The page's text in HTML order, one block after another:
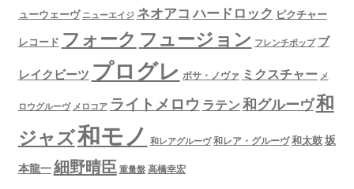
ューウェーヴ ニューエイジ ネオアコ ハードロック ピクチャー
レコード フォーク フュージョン フレンチポップ ブ
レイクビーツ プログレ ボサ・ノヴァ ミクスチャー メ
ロウグルーヴ メロコア ライトメロウ ラテン 和グルーヴ和
ジャズ和モノ 和レアグルーヴ 和レア・グルーヴ 和太鼓坂
本龍一細野晴臣 重量盤 高橋幸宏